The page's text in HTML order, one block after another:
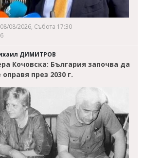
08/08/2026, Събота 17:30
6
ДИМИТРОВ
Кочовска: България започва да
оправя през 2030 г.